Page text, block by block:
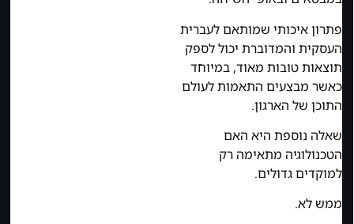
פתרון איכותי שמותאם לעברית
העסקית והמדוברת יכול לספק
תוצאות טובות מאוד, במיוחד
כאשר מבצעים התאמות לעולם
התוכן של הארגון.
שאלה נוספת היא האם
הטכנולוגיה מתאימה רק
למוקדים גדולים.
ממש לא.